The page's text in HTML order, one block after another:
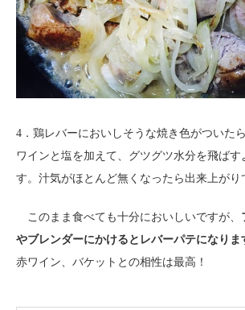
4．鶏レバーにおいしそうな焼き色がついた
ワインと塩を加えて、グツグツ水分を飛ばす
す。汁気がほとんど無くなったら出来上がり
このまま食べても十分においしいですが、
やブレンダーにかけるとレバーパテになりま
赤ワイン、バケットとの相性は最高！